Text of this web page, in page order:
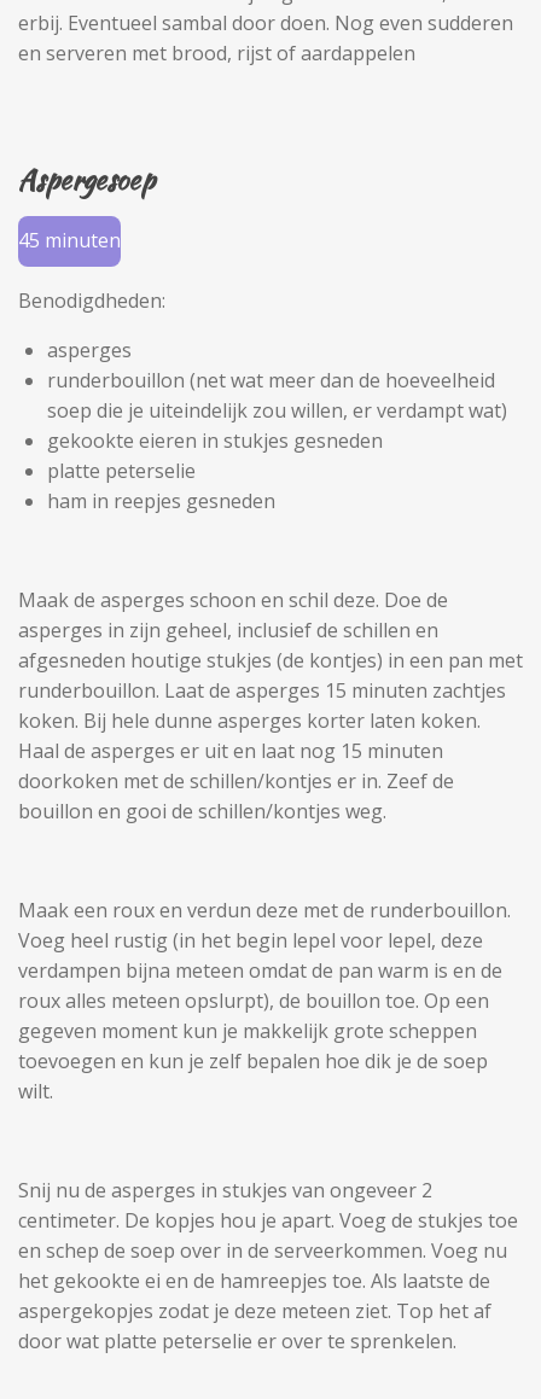
erbij. Eventueel sambal door doen. Nog even sudderen
en serveren met brood, rijst of aardappelen
Aspergesoep
45 minuten
Benodigdheden:
asperges
runderbouillon (net wat meer dan de hoeveelheid
soep die je uiteindelijk zou willen, er verdampt wat)
gekookte eieren in stukjes gesneden
platte peterselie
ham in reepjes gesneden
Maak de asperges schoon en schil deze. Doe de
asperges in zijn geheel, inclusief de schillen en
afgesneden houtige stukjes (de kontjes) in een pan met
runderbouillon. Laat de asperges 15 minuten zachtjes
koken. Bij hele dunne asperges korter laten koken.
Haal de asperges er uit en laat nog 15 minuten
doorkoken met de schillen/kontjes er in. Zeef de
bouillon en gooi de schillen/kontjes weg.
Maak een roux en verdun deze met de runderbouillon.
Voeg heel rustig (in het begin lepel voor lepel, deze
verdampen bijna meteen omdat de pan warm is en de
roux alles meteen opslurpt), de bouillon toe. Op een
gegeven moment kun je makkelijk grote scheppen
toevoegen en kun je zelf bepalen hoe dik je de soep
wilt.
Snij nu de asperges in stukjes van ongeveer 2
centimeter. De kopjes hou je apart. Voeg de stukjes toe
en schep de soep over in de serveerkommen. Voeg nu
het gekookte ei en de hamreepjes toe. Als laatste de
aspergekopjes zodat je deze meteen ziet. Top het af
door wat platte peterselie er over te sprenkelen.